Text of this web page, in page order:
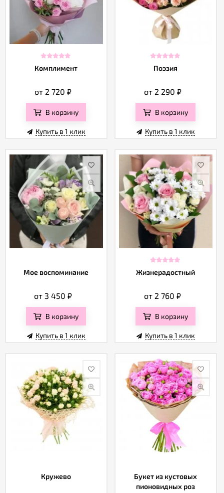
Комплимент
от 2 720₽
В корзину
Купить в 1 клик
Поэзия
от 2 290 ₽
В корзину
Купить в 1 клик
Мое воспоминание
от 3 450₽
В корзину
Купить в 1 клик
Жизнерадостный
от 2 760₽
В корзину
Купить в 1 клик
Кружево
Букет из кустовых
пионовидных роз